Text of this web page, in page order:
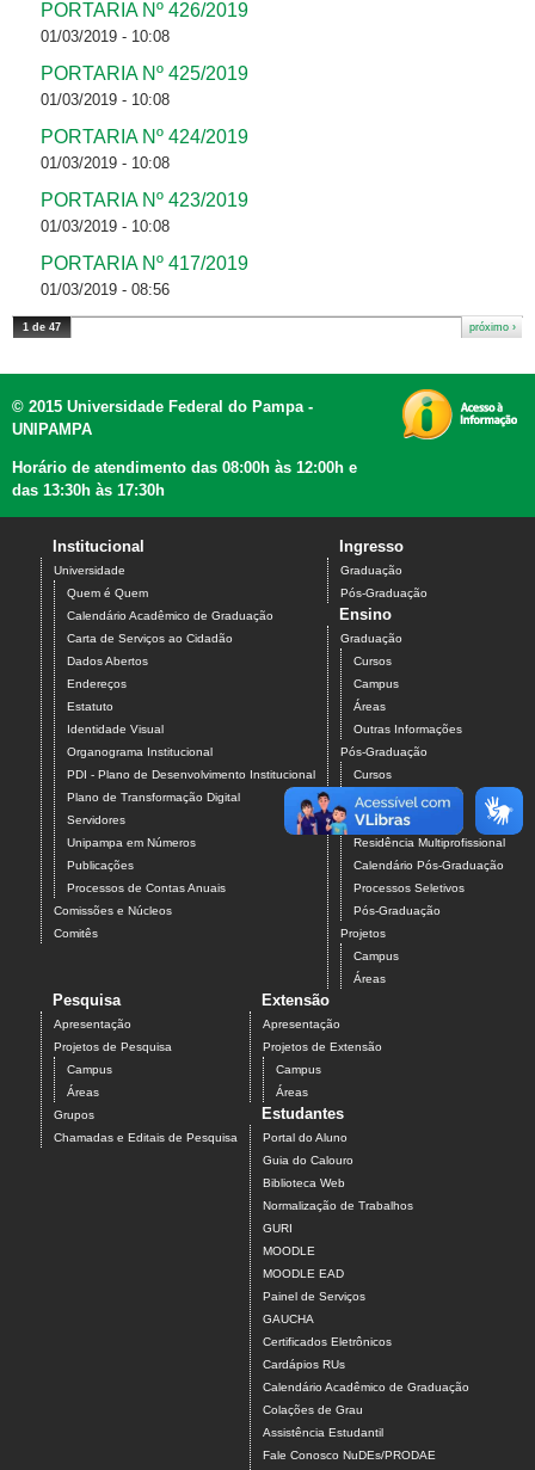
PORTARIA Nº 426/2019
01/03/2019 - 10:08
PORTARIA Nº 425/2019
01/03/2019 - 10:08
PORTARIA Nº 424/2019
01/03/2019 - 10:08
PORTARIA Nº 423/2019
01/03/2019 - 10:08
PORTARIA Nº 417/2019
01/03/2019 - 08:56
1 de 47 próximo ›
© 2015 Universidade Federal do Pampa -
UNIPAMPA
Horário de atendimento das 08:00h às 12:00h e
das 13:30h às 17:30h
Institucional
Universidade
Quem é Quem
Calendário Acadêmico de Graduação
Carta de Serviços ao Cidadão
Dados Abertos
Endereços
Estatuto
Identidade Visual
Organograma Institucional
PDI - Plano de Desenvolvimento Institucional
Plano de Transformação Digital
Servidores
Unipampa em Números
Publicações
Processos de Contas Anuais
Comissões e Núcleos
Comitês
Ingresso
Graduação
Pós-Graduação
Ensino
Graduação
Cursos
Campus
Áreas
Outras Informações
Pós-Graduação
Cursos
Campus
Áreas
Residência Multiprofissional
Calendário Pós-Graduação
Processos Seletivos
Pós-Graduação
Projetos
Campus
Áreas
Pesquisa
Apresentação
Projetos de Pesquisa
Campus
Áreas
Grupos
Chamadas e Editais de Pesquisa
Extensão
Apresentação
Projetos de Extensão
Campus
Áreas
Estudantes
Portal do Aluno
Guia do Calouro
Biblioteca Web
Normalização de Trabalhos
GURI
MOODLE
MOODLE EAD
Painel de Serviços
GAUCHA
Certificados Eletrônicos
Cardápios RUs
Calendário Acadêmico de Graduação
Colações de Grau
Assistência Estudantil
Fale Conosco NuDEs/PRODAE